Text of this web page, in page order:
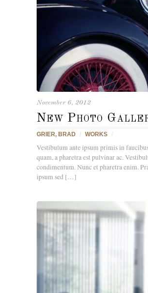
November 6, 2012
New Photo
GRIER, BRAD / WORKS /
Vestibulum ante ipsum primis in
quam, a pharetra est pulvinar ac.
condimentum. Nunc et pharetra enim.
ipsum sed […]